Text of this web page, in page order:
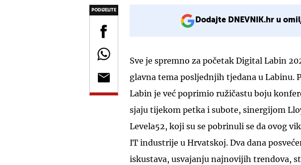
PODIJELITE
Dodajte DNEVNIK.hr u
Sve je spremno za početak Digital Labin
glavna tema posljednjih tjedana u Labinu.
Labin je već poprimio ružičastu boju
sjaju tijekom petka i subote, sinergijom
Levela52, koji su se pobrinuli se da ovog
IT industrije u Hrvatskoj. Dva dana
iskustava, usvajanju najnovijih trendova,